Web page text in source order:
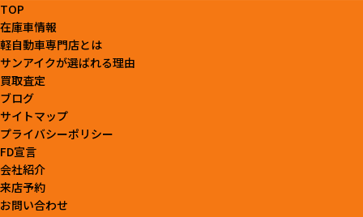
TOP
在庫車情報
軽自動車専門店とは
サンアイクが選ばれる理由
買取査定
ブログ
サイトマップ
プライバシーポリシー
FD宣言
会社紹介
来店予約
お問い合わせ